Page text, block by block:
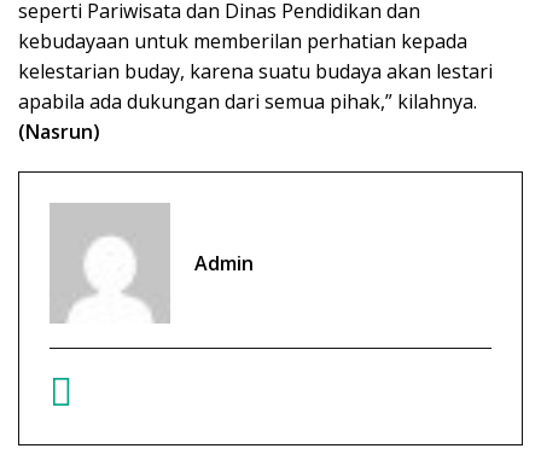
seperti Pariwisata dan Dinas Pendidikan dan
kebudayaan untuk memberilan perhatian kepada
kelestarian buday, karena suatu budaya akan lestari
apabila ada dukungan dari semua pihak,” kilahnya.
(Nasrun)
Admin